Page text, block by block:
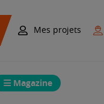
Mes projets
Magazine